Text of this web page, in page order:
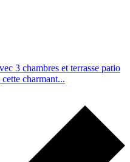
3 chambres et terrasse patio
charmant...